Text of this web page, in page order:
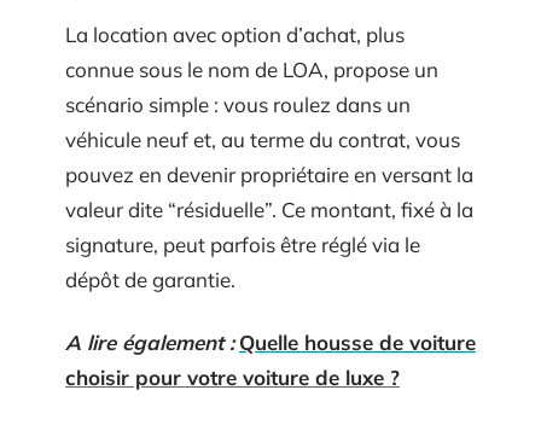
La location avec option d’achat, plus
connue sous le nom de LOA, propose un
scénario simple : vous roulez dans un
véhicule neuf et, au terme du contrat, vous
pouvez en devenir propriétaire en versant la
valeur dite “résiduelle”. Ce montant, fixé à la
signature, peut parfois être réglé via le
dépôt de garantie.
A lire également : Quelle housse de voiture
choisir pour votre voiture de luxe ?